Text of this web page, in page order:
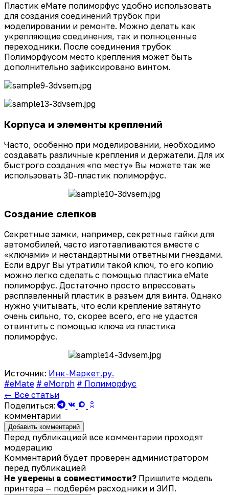
Пластик еМате полиморфус удобно использовать
для создания соединений трубок при
моделировании и ремонте. Можно делать как
укрепляющие соединения, так и полноценные
переходники. После соединения трубок
Полиморфусом место крепления может быть
дополнительно зафиксировано винтом.
Корпуса и элементы креплений
Часто, особенно при моделировании, необходимо
создавать различные крепления и держатели. Для их
быстрого создания «по месту» Вы можете так же
использовать 3D-пластик полиморфус.
Создание слепков
Секретные замки, например, секретные гайки для
автомобилей, часто изготавливаются вместе с
«ключами» и нестандартными ответными гнездами.
Если вдруг Вы утратили такой ключ, то его копию
можно легко сделать с помощью пластика eMate
полиморфус. Достаточно просто впрессовать
расплавленный пластик в разъем для винта. Однако
нужно учитывать, что если крепление затянуто
очень сильно, то, скорее всего, его не удастся
отвинтить с помощью ключа из пластика
полиморфус.
Источник: Инк-Маркет.ру.
#eMate # eMorph # Полиморфус
← Все статьи
Поделиться:
комментарии
Добавить комментарий
Перед публикацией все комментарии проходят
модерацию
Комментарий будет проверен администратором
перед публикацией
Не уверены в совместимости? Пришлите модель
принтера — подберём расходники и ЗИП.